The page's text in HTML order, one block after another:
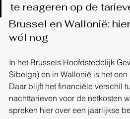
te reageren op de
Brussel en Wallonië:
wél nog
In het Brussels Hoofdstedelijk
Sibelga) en in Wallonië is het
Daar blijft het financiële verschil
nachttarieven voor de netkosten
spreken hier over een jaarlijkse